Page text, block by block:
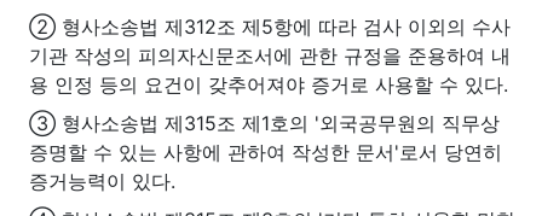
② 형사소송법 제312조 제5항에 따라 검사 이외의 수사
기관 작성의 피의자신문조서에 관한 규정을 준용하여 내
용 인정 등의 요건이 갖추어져야 증거로 사용할 수 있다.
③ 형사소송법 제315조 제1호의 '외국공무원의 직무상
증명할 수 있는 사항에 관하여 작성한 문서'로서 당연히
증거능력이 있다.